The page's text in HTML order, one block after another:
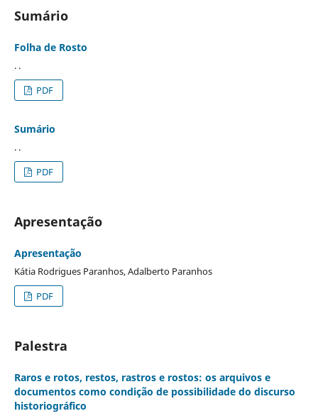
Sumário
Folha de Rosto
. .
PDF
Sumário
. .
PDF
Apresentação
Apresentação
Kátia Rodrigues Paranhos, Adalberto Paranhos
PDF
Palestra
Raros e rotos, restos, rastros e rostos: os arquivos e
documentos como condição de possibilidade do discurso
historiográfico